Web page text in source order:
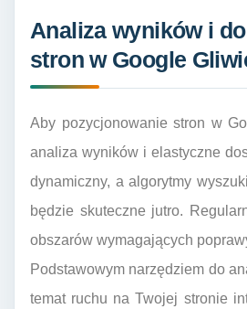
Analiza wyników i
stron w Google
Aby pozycjonowanie stron w
analiza wyników i elastyczne
dynamiczny, a algorytmy
będzie skuteczne jutro.
obszarów wymagających
Podstawowym narzędziem do
temat ruchu na Twojej stronie